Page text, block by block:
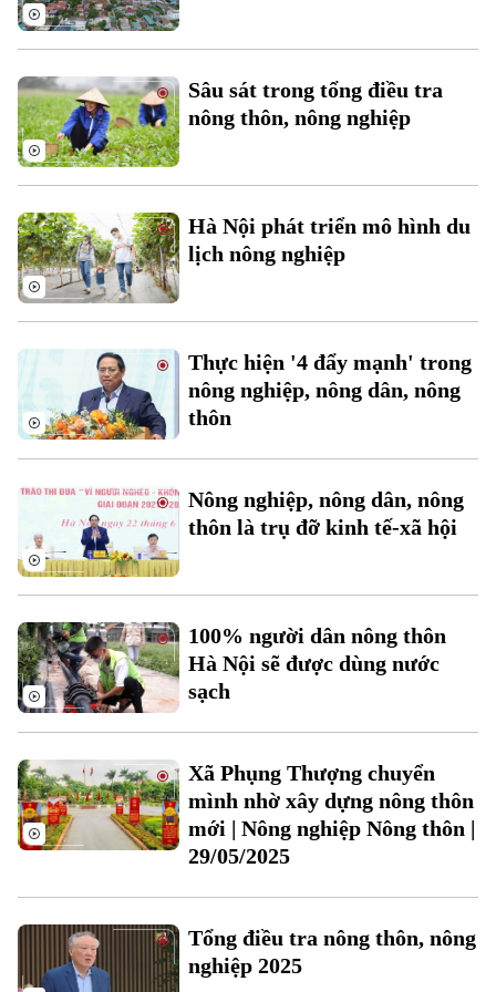
Theo dõi Hà Nội On
Căn hộ
Kinh nghiệm
Tàu
Xe máy
Thị trường
Tuyển sinh
Hướng nghiệp
Văn hóa
Tin tức
Làng nghề
Sức khỏe
Y tế
Dinh dưỡng
Tư vấn sức khỏe
Thể thao
Bóng đá
Quần vợt
Giải trí
Tin tức
Điện ảnh
Thời trang
Âm nhạc
Đã phát sóng
Sâu sát trong tổng điều tra
nông thôn, nông nghiệp
Hà Nội phát triển mô hình du
lịch nông nghiệp
Thực hiện '4 đẩy mạnh' trong
nông nghiệp, nông dân, nông
thôn
Nông nghiệp, nông dân, nông
thôn là trụ đỡ kinh tế-xã hội
100% người dân nông thôn
Hà Nội sẽ được dùng nước
sạch
Xã Phụng Thượng chuyển
mình nhờ xây dựng nông thôn
mới | Nông nghiệp Nông thôn |
29/05/2025
Tổng điều tra nông thôn, nông
nghiệp 2025